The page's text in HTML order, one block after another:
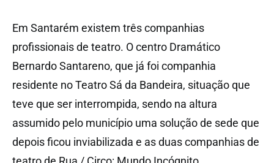
Em Santarém existem três companhias
profissionais de teatro. O centro Dramático
Bernardo Santareno, que já foi companhia
residente no Teatro Sá da Bandeira, situação que
teve que ser interrompida, sendo na altura
assumido pelo município uma solução de sede que
depois ficou inviabilizada e as duas companhias de